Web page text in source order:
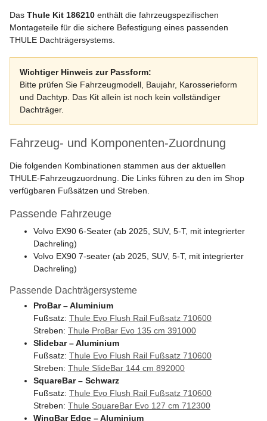
Das Thule Kit 186210 enthält die fahrzeugspezifischen
Montageteile für die sichere Befestigung eines passenden
THULE Dachträgersystems.
Wichtiger Hinweis zur Passform:
Bitte prüfen Sie Fahrzeugmodell, Baujahr, Karosserieform
und Dachtyp. Das Kit allein ist noch kein vollständiger
Dachträger.
Fahrzeug- und Komponenten-Zuordnung
Die folgenden Kombinationen stammen aus der aktuellen
THULE-Fahrzeugzuordnung. Die Links führen zu den im Shop
verfügbaren Fußsätzen und Streben.
Passende Fahrzeuge
Volvo EX90 6-Seater (ab 2025, SUV, 5-T, mit integrierter
Dachreling)
Volvo EX90 7-seater (ab 2025, SUV, 5-T, mit integrierter
Dachreling)
Passende Dachträgersysteme
ProBar – Aluminium
Fußsatz: Thule Evo Flush Rail Fußsatz 710600
Streben: Thule ProBar Evo 135 cm 391000
Slidebar – Aluminium
Fußsatz: Thule Evo Flush Rail Fußsatz 710600
Streben: Thule SlideBar 144 cm 892000
SquareBar – Schwarz
Fußsatz: Thule Evo Flush Rail Fußsatz 710600
Streben: Thule SquareBar Evo 127 cm 712300
WingBar Edge – Aluminium